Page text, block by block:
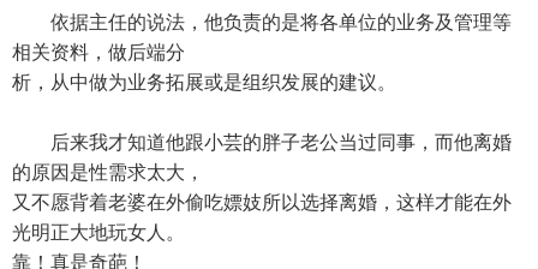
依据主任的说法，他负责的是将各单位的业务及管理等
相关资料，做后端分
析，从中做为业务拓展或是组织发展的建议。
后来我才知道他跟小芸的胖子老公当过同事，而他离婚
的原因是性需求太大，
又不愿背着老婆在外偷吃嫖妓所以选择离婚，这样才能在外
光明正大地玩女人。
靠！真是奇葩！